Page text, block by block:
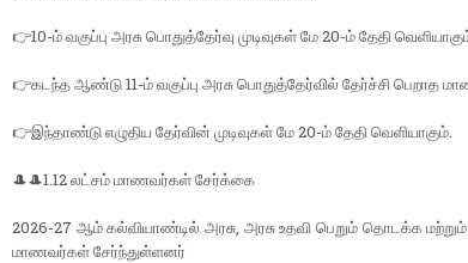
👉10-ம் வகுப்பு அரசு பொதுத்தேர்வு முடிவுகள் மே 20-ம் தேதி
👉கடந்த ஆண்டு 11-ம் வகுப்பு அரசு பொதுத்தேர்வில் தேர்ச்சி பெறாத
👉இந்தாண்டு எழுதிய தேர்வின் முடிவுகள் மே 20-ம் தேதி வெளியாகும்.
🎩🎩1.12 லட்சம் மாணவர்கள் சேர்க்கை
2026-27 ஆம் கல்வியாண்டில் அரசு, அரசு உதவி பெறும் தொடக்க மற்றும்
மாணவர்கள் சேர்ந்துள்ளனர்